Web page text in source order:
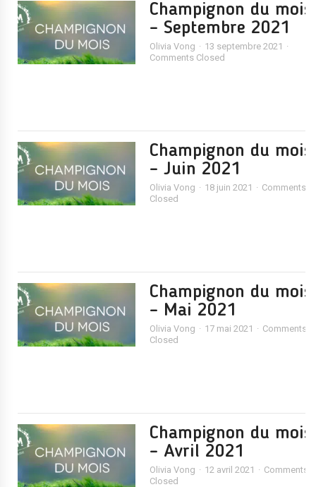
Champignon du mois
– Septembre 2021
Olivia Vong
13 septembre 2021
Comments Closed
Champignon du mois
– Juin 2021
Olivia Vong 18 juin 2021
Comments
Closed
Champignon du mois
– Mai 2021
Olivia Vong 17 mai 2021
Comments
Closed
Champignon du mois
– Avril 2021
Olivia Vong 12 avril 2021
Comments
Closed